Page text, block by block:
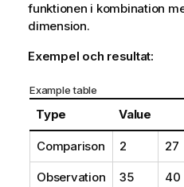
funktionen i kombination
dimension.
Exempel och resultat:
Example table
Type Value
Comparison 2 27
Observation 35 40